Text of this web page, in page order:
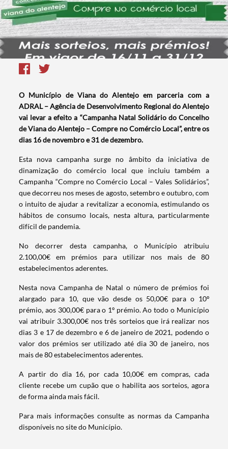
O Município de Viana do Alentejo em parceria com a
ADRAL – Agência de Desenvolvimento Regional do Alentejo
vai levar a efeito a “Campanha Natal Solidário do Concelho
de Viana do Alentejo – Compre no Comércio Local”, entre os
dias 16 de novembro e 31 de dezembro.
Esta nova campanha surge no âmbito da iniciativa de
dinamização do comércio local que incluiu também a
Campanha “Compre no Comércio Local – Vales Solidários”,
que decorreu nos meses de agosto, setembro e outubro, com
o intuito de ajudar a revitalizar a economia, estimulando os
hábitos de consumo locais, nesta altura, particularmente
difícil de pandemia.
No decorrer desta campanha, o Município atribuiu
2.100,00€ em prémios para utilizar nos mais de 80
estabelecimentos aderentes.
Nesta nova Campanha de Natal o número de prémios foi
alargado para 10, que vão desde os 50,00€ para o 10º
prémio, aos 300,00€ para o 1º prémio. Ao todo o Município
vai atribuir 3.300,00€ nos três sorteios que irá realizar nos
dias 3 e 17 de dezembro e 6 de janeiro de 2021, podendo o
valor dos prémios ser utilizado até dia 30 de janeiro, nos
mais de 80 estabelecimentos aderentes.
A partir do dia 16, por cada 10,00€ em compras, cada
cliente recebe um cupão que o habilita aos sorteios, agora
de forma ainda mais fácil.
Para mais informações consulte as normas da Campanha
disponíveis no site do Município.